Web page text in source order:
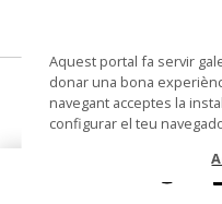
Datació
Aquest portal fa servir
donar una bona
navegant acceptes la
configurar el teu